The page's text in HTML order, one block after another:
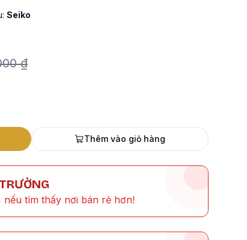
Seiko
₫
Thêm vào giỏ hàng
nếu tìm thấy nơi bán rẻ hơn!